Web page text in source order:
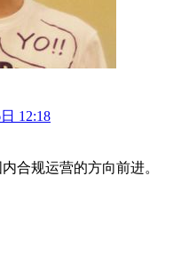
12:18
合规运营的方向前进。